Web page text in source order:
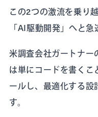
この2つの激流を乗り
「AI駆動開発」へと急
米調査会社ガートナー
は単にコードを書くこ
ールし、最適化する設
す。